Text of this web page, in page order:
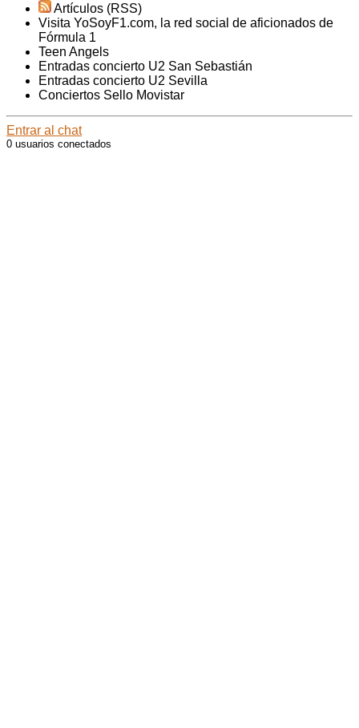
Artículos (RSS)
Visita YoSoyF1.com, la red social de aficionados de
Fórmula 1
Teen Angels
Entradas concierto U2 San Sebastián
Entradas concierto U2 Sevilla
Conciertos Sello Movistar
Entrar al chat
0 usuarios conectados